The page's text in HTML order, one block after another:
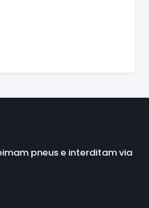
pneus e interditam via